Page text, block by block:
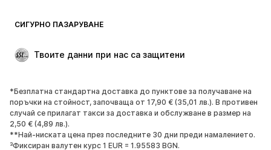
ОБУВКИ
НОВО
Боти и ботуши
Отворени обувки
ЕКСКЛУЗИВНО
СПОРТ
СИГУРНО ПАЗАРУВАНЕ
Твоите данни при нас са защитени
*Безплатна стандартна доставка до пунктове за получаване на
поръчки на стойност, започваща от 17,90 € (35,01 лв.). В противен
случай се прилагат такси за доставка и обслужване в размер на
2,50 € (4,89 лв.).
**Най-ниската цена през последните 30 дни преди намалението.
³Фиксиран валутен курс 1 EUR = 1.95583 BGN.